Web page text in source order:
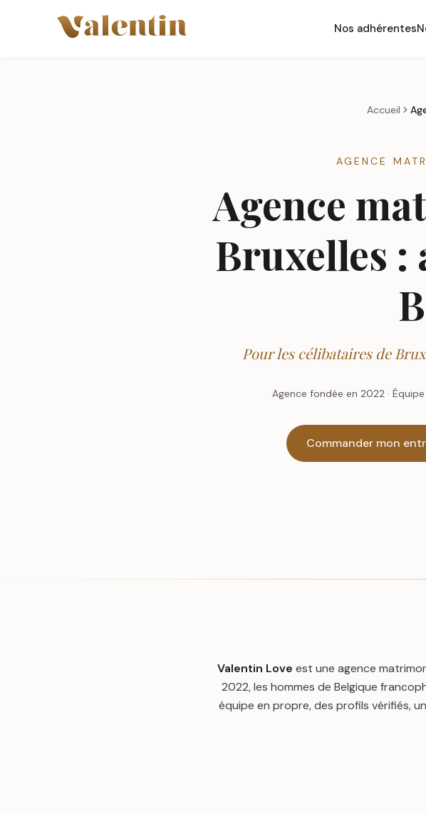
Nos adhérentes
Accueil
AGENCE
Agence
Bruxelles :
Pour les célibataires de
Agence fondée en 2022 ·
Commander mon
Valentin Love est une agence
2022, les hommes de Belgique
équipe en propre, des profils vérifiés,